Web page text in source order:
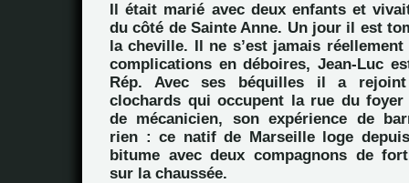
Il était marié avec deux enfants et
du côté de Sainte Anne. Un jour il est
la cheville. Il ne s’est jamais réellement
complications en déboires, Jean-Luc
Rép. Avec ses béquilles il a
clochards qui occupent la rue du foyer
de mécanicien, son expérience de
rien : ce natif de Marseille loge
bitume avec deux compagnons de
sur la chaussée.